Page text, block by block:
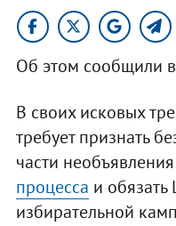
Об этом сообщили
В своих исковых
требует признать
части
процесса и
избирательной